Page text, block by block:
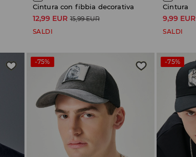
Cintura con fibbia decorativa
12,99 EUR 15,99 EUR
SALDI
Cintura
9,99 EUR
SALDI
-75% -75%